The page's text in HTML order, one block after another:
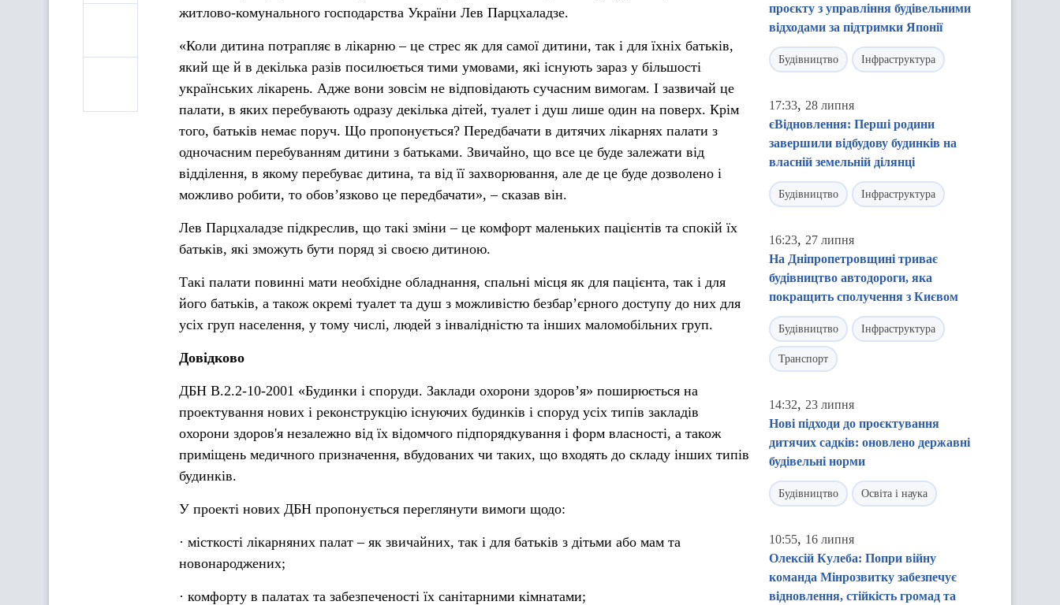
житлово-комунального господарства України Лев Парцхаладзе.
«Коли дитина потрапляє в лікарню – це стрес як для самої дитини, так і для їхніх батьків,
який ще й в декілька разів посилюється тими умовами, які існують зараз у більшості
українських лікарень. Адже вони зовсім не відповідають сучасним вимогам. І зазвичай це
палати, в яких перебувають одразу декілька дітей, туалет і душ лише один на поверх. Крім
того, батьків немає поруч. Що пропонується? Передбачати в дитячих лікарнях палати з
одночасним перебуванням дитини з батьками. Звичайно, що все це буде залежати від
відділення, в якому перебуває дитина, та від її захворювання, але де це буде дозволено і
можливо робити, то обов’язково це передбачати», – сказав він.
Лев Парцхаладзе підкреслив, що такі зміни – це комфорт маленьких пацієнтів та спокій їх
батьків, які зможуть бути поряд зі своєю дитиною.
Такі палати повинні мати необхідне обладнання, спальні місця як для пацієнта, так і для
його батьків, а також окремі туалет та душ з можливістю безбар’єрного доступу до них для
усіх груп населення, у тому числі, людей з інвалідністю та інших маломобільних груп.
Довідково
ДБН В.2.2-10-2001 «Будинки і споруди. Заклади охорони здоров’я» поширюється на
проектування нових і реконструкцію існуючих будинків і споруд усіх типів закладів
охорони здоров'я незалежно від їх відомчого підпорядкування і форм власності, а також
приміщень медичного призначення, вбудованих чи таких, що входять до складу інших типів
будинків.
У проекті нових ДБН пропонується переглянути вимоги щодо:
· місткості лікарняних палат – як звичайних, так і для батьків з дітьми або мам та
новонароджених;
· комфорту в палатах та забезпеченості їх санітарними кімнатами;
проєкту з управління будівельними
відходами за підтримки Японії
Будівництво Інфраструктура
17:33, 28 липня
єВідновлення: Перші родини
завершили відбудову будинків на
власній земельній ділянці
Будівництво Інфраструктура
16:23, 27 липня
На Дніпропетровщині триває
будівництво автодороги, яка
покращить сполучення з Києвом
Будівництво Інфраструктура
Транспорт
14:32, 23 липня
Нові підходи до проєктування
дитячих садків: оновлено державні
будівельні норми
Будівництво Освіта і наука
10:55, 16 липня
Олексій Кулеба: Попри війну
команда Мінрозвитку забезпечує
відновлення, стійкість громад та